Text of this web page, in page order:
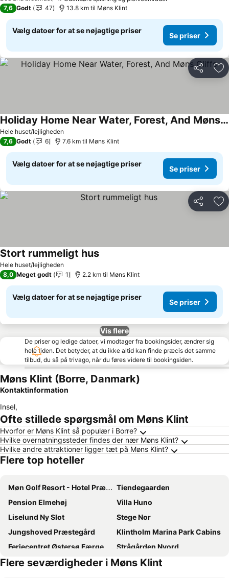
7,6 Godt 47 13.8 km til Møns Klint
Vælg datoer for at se nøjagtige priser
Se priser
Del
Hele huset/lejligheden
Holiday Home Near Water, Forest, And Møns Cliffs
7,6 Godt 6 7.6 km til Møns Klint
Vælg datoer for at se nøjagtige priser
Se priser
Del
Hele huset/lejligheden
Stort rummeligt hus
8,0 Meget godt 1 2.2 km til Møns Klint
Vælg datoer for at se nøjagtige priser
Se priser
Vis flere
De priser og ledige datoer, vi modtager fra bookingsider, ændrer sig
hele tiden. Det betyder, at du ikke altid kan finde præcis det samme
tilbud, du så på trivago, når du føres videre til bookingsiden.
Møns Klint (Borre, Danmark)
Kontaktinformation
Insel,
Ofte stillede spørgsmål om Møns Klint
Hvorfor er Møns Klint så populær i Borre?
Hvilke overnatningssteder findes der nær Møns Klint?
Hvilke andre attraktioner ligger tæt på Møns Klint?
Flere top hoteller
Møn Golf Resort - Hotel Præstekilde
Tiendegaarden
Pension Elmehøj
Villa Huno
Liselund Ny Slot
Stege Nor
Jungshoved Præstegård
Klintholm Marina Park Cabins
Feriecentret Østersø Færgegård
Strågården Nyord
Havehøjegaard
Bygagergaard
Flere seværdigheder i Møns Klint